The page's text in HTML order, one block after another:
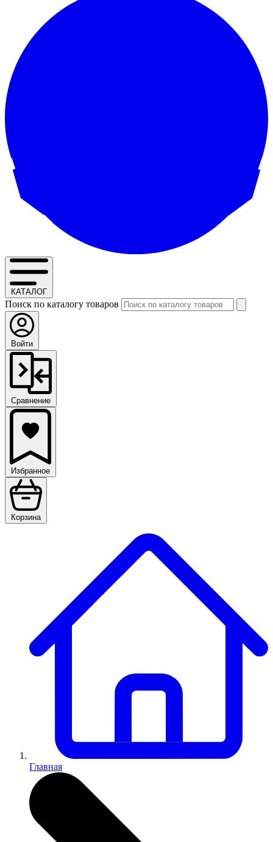
КАТАЛОГ
Поиск по каталогу товаров
Войти
Сравнение
Избранное
Корзина
Главная